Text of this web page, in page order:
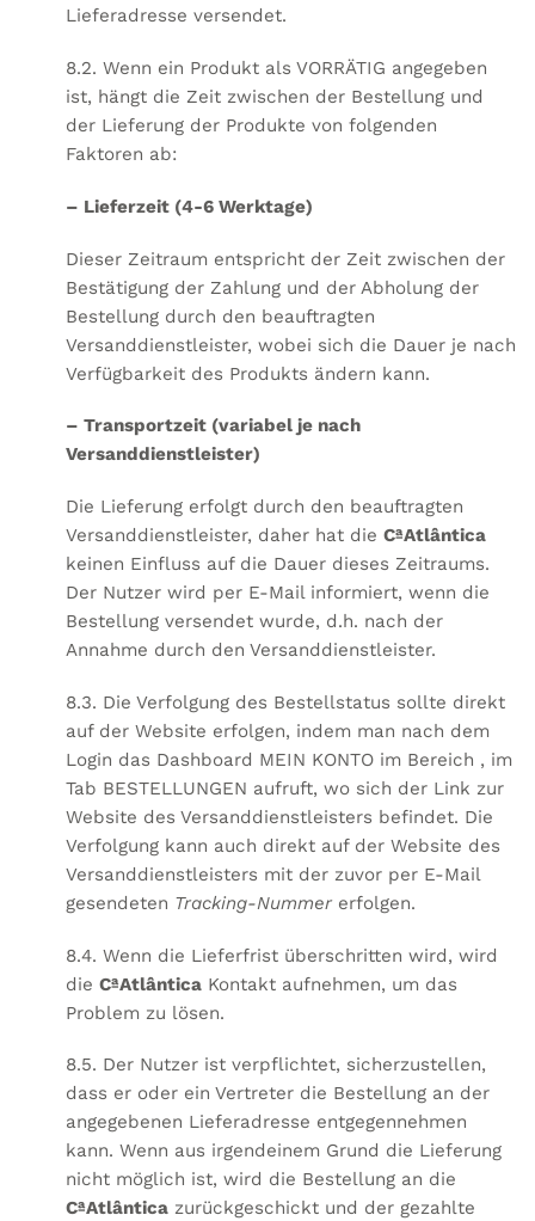
Lieferadresse versendet.
8.2. Wenn ein Produkt als VORRÄTIG angegeben
ist, hängt die Zeit zwischen der Bestellung und
der Lieferung der Produkte von folgenden
Faktoren ab:
– Lieferzeit (4-6 Werktage)
Dieser Zeitraum entspricht der Zeit zwischen der
Bestätigung der Zahlung und der Abholung der
Bestellung durch den beauftragten
Versanddienstleister, wobei sich die Dauer je nach
Verfügbarkeit des Produkts ändern kann.
– Transportzeit (variabel je nach
Versanddienstleister)
Die Lieferung erfolgt durch den beauftragten
Versanddienstleister, daher hat die CªAtlântica
keinen Einfluss auf die Dauer dieses Zeitraums.
Der Nutzer wird per E-Mail informiert, wenn die
Bestellung versendet wurde, d.h. nach der
Annahme durch den Versanddienstleister.
8.3. Die Verfolgung des Bestellstatus sollte direkt
auf der Website erfolgen, indem man nach dem
Login das Dashboard MEIN KONTO im Bereich , im
Tab BESTELLUNGEN aufruft, wo sich der Link zur
Website des Versanddienstleisters befindet. Die
Verfolgung kann auch direkt auf der Website des
Versanddienstleisters mit der zuvor per E-Mail
gesendeten Tracking-Nummererfolgen.
8.4. Wenn die Lieferfrist überschritten wird, wird
die CªAtlântica Kontakt aufnehmen, um das
Problem zu lösen.
8.5. Der Nutzer ist verpflichtet, sicherzustellen,
dass er oder ein Vertreter die Bestellung an der
angegebenen Lieferadresse entgegennehmen
kann. Wenn aus irgendeinem Grund die Lieferung
nicht möglich ist, wird die Bestellung an die
CªAtlântica zurückgeschickt und der gezahlte